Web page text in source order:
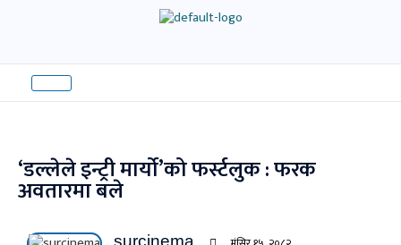
‘डल्लेले इन्ट्री मार्यो’को फर्स्टलुक : फरक
अवतारमा बले
surcinema